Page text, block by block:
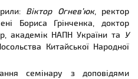
Віктор Огнев’юк, ректор
Бориса Грінченка, доктор
академік НАПН України та У
Китайської Народної
семінару з доповідями